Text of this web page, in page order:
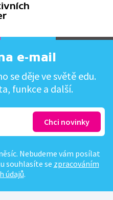
e-mail
se děje ve světě edu.
funkce a další.
Nebudeme vám posílat
souhlasíte se zpracováním
údajů.